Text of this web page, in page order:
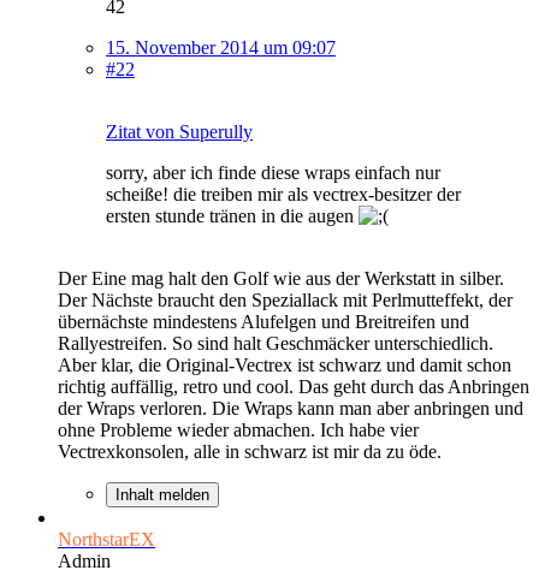
42
15. November 2014 um 09:07
#22
Zitat von Superully
sorry, aber ich finde diese wraps einfach nur
scheiße! die treiben mir als vectrex-besitzer der
ersten stunde tränen in die augen
Der Eine mag halt den Golf wie aus der Werkstatt in silber.
Der Nächste braucht den Speziallack mit Perlmutteffekt, der
übernächste mindestens Alufelgen und Breitreifen und
Rallyestreifen. So sind halt Geschmäcker unterschiedlich.
Aber klar, die Original-Vectrex ist schwarz und damit schon
richtig auffällig, retro und cool. Das geht durch das Anbringen
der Wraps verloren. Die Wraps kann man aber anbringen und
ohne Probleme wieder abmachen. Ich habe vier
Vectrexkonsolen, alle in schwarz ist mir da zu öde.
Inhalt melden
NorthstarEX
Admin